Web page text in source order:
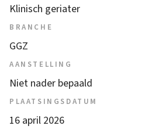
Klinisch geriater
BRANCHE
GGZ
AANSTELLING
Niet nader bepaald
PLAATSINGSDATUM
16 april 2026